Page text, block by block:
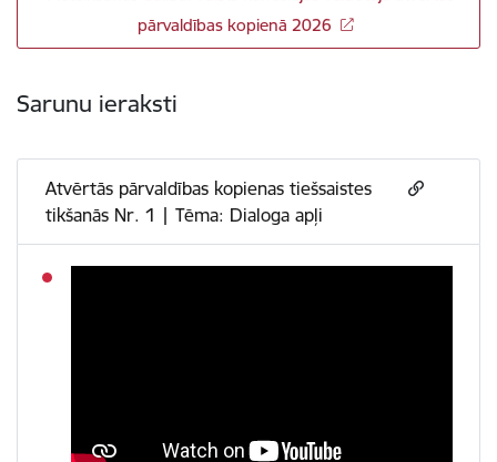
pārvaldības kopienā 2026
Sarunu ieraksti
Atvērtās pārvaldības kopienas tiešsaistes
tikšanās Nr. 1 | Tēma: Dialoga apļi